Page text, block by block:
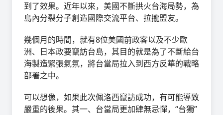
到了效果。近年以來，美國不斷拱火台海局勢，為
島內分裂分子創造國際交流平台、拉攏盟友。
幾個月的時間，就有8位美國前政客以及不少歐
洲、日本政要竄訪台島，其目的就是為了不斷給台
海製造緊張氣氛，將台當局拉入到西方反華的戰略
部署之中。
可以想像，如果此次佩洛西竄訪成功，有可能導致
嚴重的後果。其一、台當局更加肆無忌憚，“台獨”